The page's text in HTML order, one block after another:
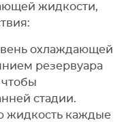
жидкости,
охлаждающей
резервуара
стадии.
жидкость каждые